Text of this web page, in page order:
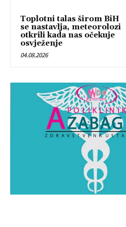
Toplotni talas širom BiH
se nastavlja, meteorolozi
otkrili kada nas očekuje
osvježenje
04.08.2026